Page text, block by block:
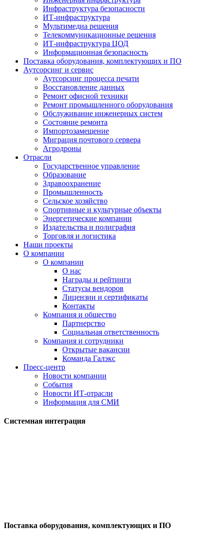
Инфраструктура безопасности
ИТ-инфраструктура
Мультимедиа решения
Телекоммуникационные решения
ИТ-инфраструктура ЦОД
Информационная безопасность
Поставка оборудования, комплектующих и ПО
Аутсорсинг и сервис
Аутсорсинг процесса печати
Восстановление данных
Ремонт офисной техники
Ремонт промышленного оборудования
Обслуживание инженерных систем
Состояние ремонта
Импортозамещение
Миграция почтового сервера
Агродроны
Отрасли
Государственное управление
Образование
Здравоохранение
Промышленность
Сельское хозяйство
Спортивные и культурные объекты
Энергетические компании
Издательства и полиграфия
Торговля и логистика
Наши проекты
О компании
О компании
О нас
Награды и рейтинги
Статусы вендоров
Лицензии и сертификаты
Контакты
Компания и общество
Партнерство
Социальная ответственность
Компания и сотрудники
Открытые вакансии
Команда Галэкс
Пресс-центр
Новости компании
События
Новости ИТ-отрасли
Информация для СМИ
Системная интеграция
Поставка оборудования, комплектующих и ПО